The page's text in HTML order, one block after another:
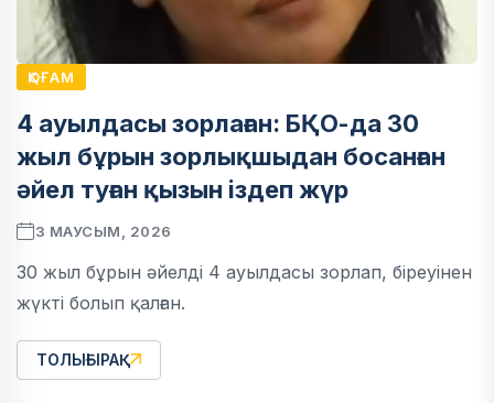
ҚОҒАМ
4 ауылдасы зорлаған: БҚО-да 30
жыл бұрын зорлықшыдан босанған
әйел туған қызын іздеп жүр
3 МАУСЫМ, 2026
30 жыл бұрын әйелді 4 ауылдасы зорлап, біреуінен
жүкті болып қалған.
ТОЛЫҒЫРАҚ